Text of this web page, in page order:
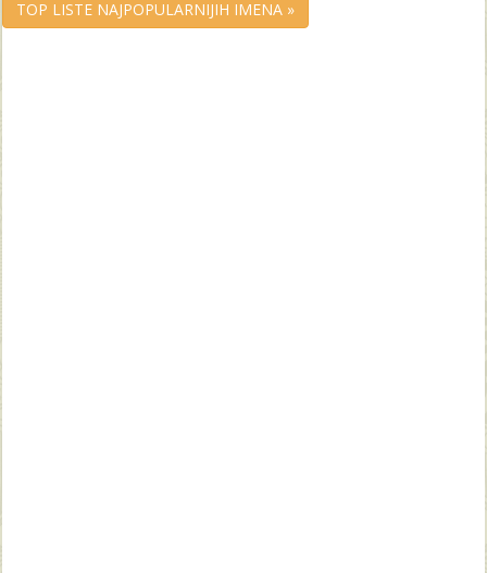
TOP LISTE NAJPOPULARNIJIH IMENA »